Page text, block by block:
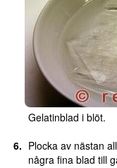
Gelatinblad i blöt.
Plocka av nästan
några fina blad till